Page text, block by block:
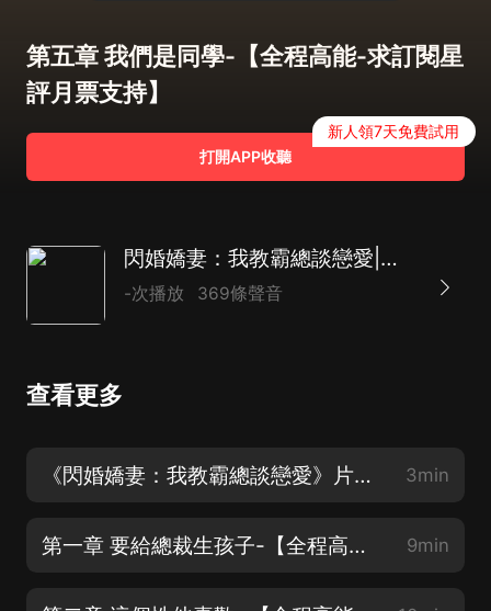
第五章 我們是同學-【全程高能-求訂閱星
評月票支持】
打開APP收聽
新人領7天免費試用
閃婚嬌妻：我教霸總談戀愛|精品多播
-次播放 369條聲音
查看更多
《閃婚嬌妻：我教霸總談戀愛》片花-燃劇熱血篇 3min
第一章 要給總裁生孩子-【全程高能-求訂閱星評月票支持】 9min